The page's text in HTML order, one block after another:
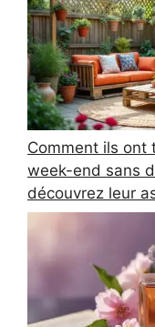
Comment ils ont
week-end sans
découvrez leur